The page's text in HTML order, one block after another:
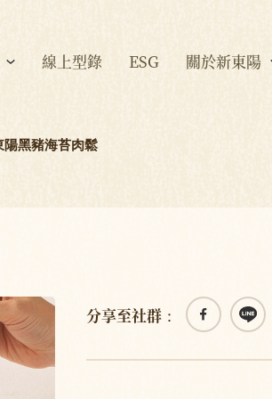
線上型錄 ESG 關於新東陽
陽黑豬海苔肉鬆
分享至社群：